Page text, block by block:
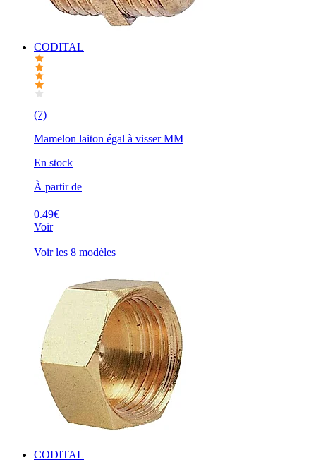
CODITAL
(7)
Mamelon laiton égal à visser MM
En stock
À partir de
0.49€
Voir
Voir les 8 modèles
CODITAL